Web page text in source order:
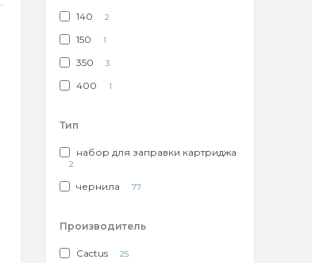
140 2
150 1
350 3
400 1
Тип
набор для заправки картриджа
2
чернила 77
Производитель
Cactus 25